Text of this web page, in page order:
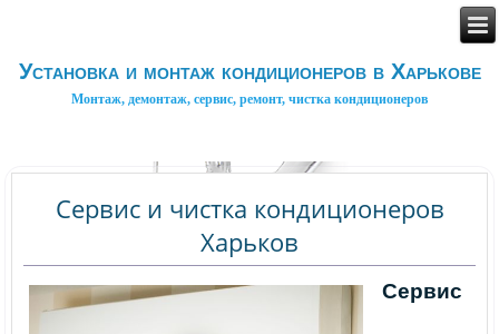
Установка и монтаж кондиционеров в Харькове
Монтаж, демонтаж, сервис, ремонт, чистка кондиционеров
Сервис и чистка кондиционеров
Харьков
Сервис